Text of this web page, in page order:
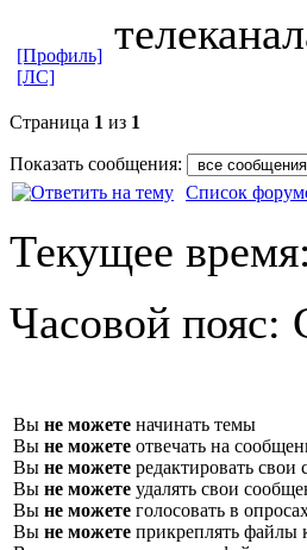
[Профиль]
[ЛС]
Страница 1 из 1
Показать сообщения:
Список
Текущее время:
Часовой пояс:
Вы не можете начинать темы
Вы не можете отвечать на
Вы не можете редактировать свои
Вы не можете удалять свои
Вы не можете голосовать в
Вы не можете прикреплять файлы